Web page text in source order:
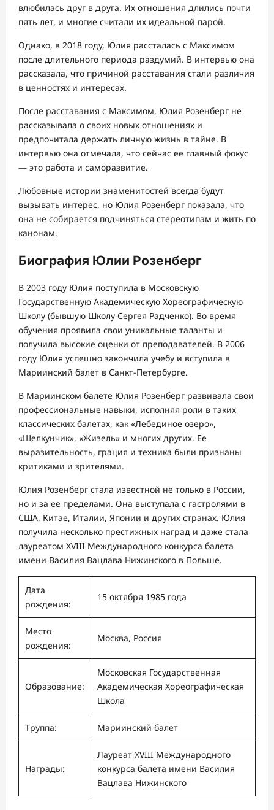
влюбилась друг в друга. Их отношения длились почти
пять лет, и многие считали их идеальной парой.
Однако, в 2018 году, Юлия рассталась с Максимом
после длительного периода раздумий. В интервью она
рассказала, что причиной расставания стали различия
в ценностях и интересах.
После расставания с Максимом, Юлия Розенберг не
рассказывала о своих новых отношениях и
предпочитала держать личную жизнь в тайне. В
интервью она отмечала, что сейчас ее главный фокус
— это работа и саморазвитие.
Любовные истории знаменитостей всегда будут
вызывать интерес, но Юлия Розенберг показала, что
она не собирается подчиняться стереотипам и жить по
канонам.
Биография Юлии Розенберг
В 2003 году Юлия поступила в Московскую
Государственную Академическую Хореографическую
Школу (бывшую Школу Сергея Радченко). Во время
обучения проявила свои уникальные таланты и
получила высокие оценки от преподавателей. В 2006
году Юлия успешно закончила учебу и вступила в
Мариинский балет в Санкт-Петербурге.
В Мариинском балете Юлия Розенберг развивала свои
профессиональные навыки, исполняя роли в таких
классических балетах, как «Лебединое озеро»,
«Щелкунчик», «Жизель» и многих других. Ее
выразительность, грация и техника были признаны
критиками и зрителями.
Юлия Розенберг стала известной не только в России,
но и за ее пределами. Она выступала с гастролями в
США, Китае, Италии, Японии и других странах. Юлия
получила несколько престижных наград и даже стала
лауреатом XVIII Международного конкурса балета
имени Василия Вацлава Нижинского в Польше.
Дата
рождения:
15 октября 1985 года
Место
рождения:
Москва, Россия
Образование:
Московская Государственная
Академическая Хореографическая
Школа
Труппа: Мариинский балет
Награды:
Лауреат XVIII Международного
конкурса балета имени Василия
Вацлава Нижинского